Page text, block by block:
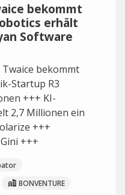
bekommt
erhält
Software
bekommt
Startup R3
+++ KI-
2,7 Millionen ein
+++
+++
BONVENTURE